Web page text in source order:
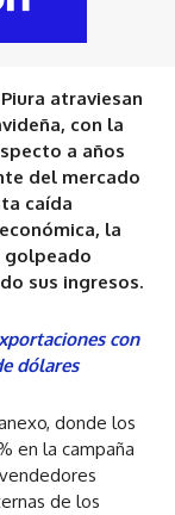
atraviesan
con la
a años
del mercado
caída
la
golpeado
sus ingresos.
con
dólares
donde los
en la campaña
de los